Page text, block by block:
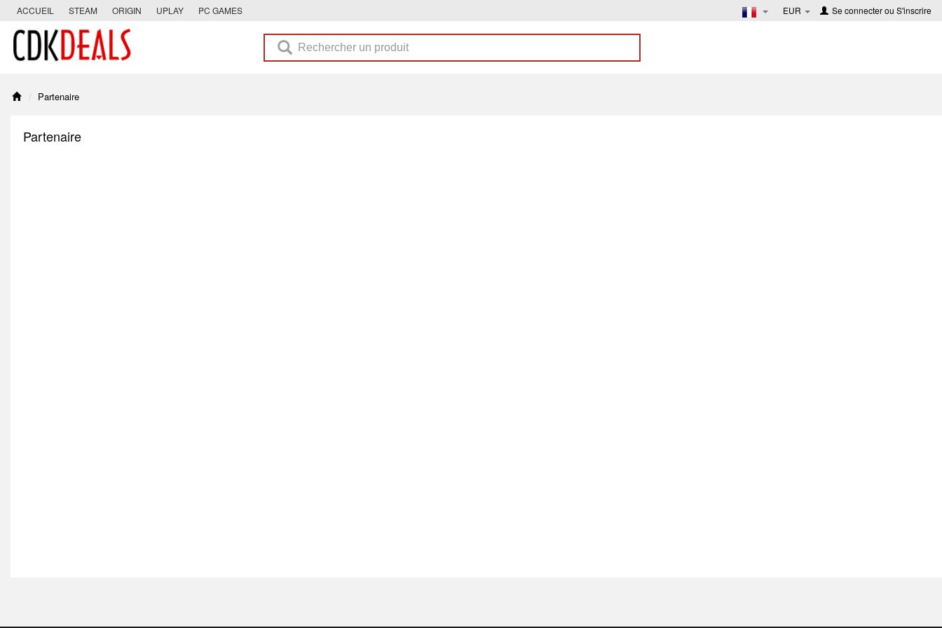
ACCUEIL STEAM ORIGIN UPLAY PC GAMES EUR Se connecterou S'inscrire
Partenaire
Partenaire